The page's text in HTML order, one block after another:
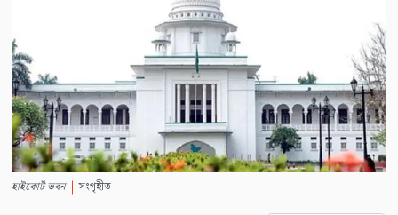
হাইকোর্ট ভবন সংগৃহীত